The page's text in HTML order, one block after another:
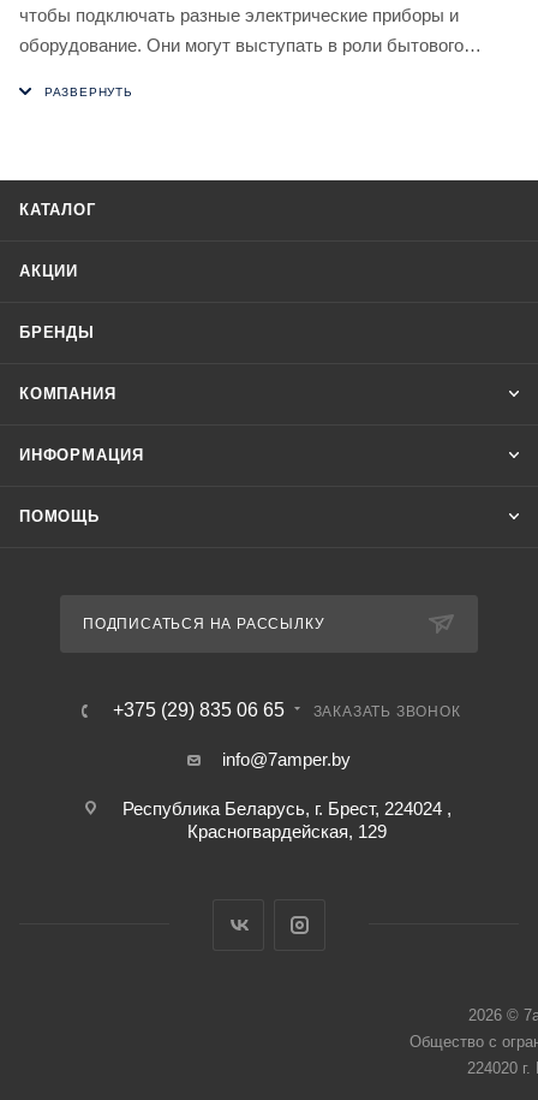
чтобы подключать разные электрические приборы и
оборудование. Они могут выступать в роли бытового
КАТАЛОГ
АКЦИИ
БРЕНДЫ
КОМПАНИЯ
ИНФОРМАЦИЯ
ПОМОЩЬ
ПОДПИСАТЬСЯ НА РАССЫЛКУ
+375 (29) 835 06 65 ЗАКАЗАТЬ ЗВОНОК
info@7amper.by
Республика Беларусь, г. Брест, 224024 ,
Красногвардейская, 129
2026 ©
Общество с
224020